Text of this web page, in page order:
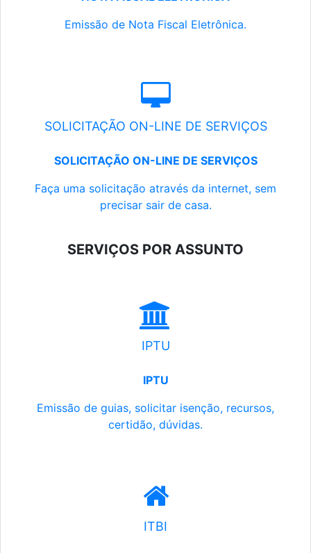
Emissão de Nota Fiscal Eletrônica.
SOLICITAÇÃO ON-LINE DE SERVIÇOS
SOLICITAÇÃO ON-LINE DE SERVIÇOS
Faça uma solicitação através da internet, sem
precisar sair de casa.
SERVIÇOS POR ASSUNTO
IPTU
IPTU
Emissão de guias, solicitar isenção, recursos,
certidão, dúvidas.
ITBI